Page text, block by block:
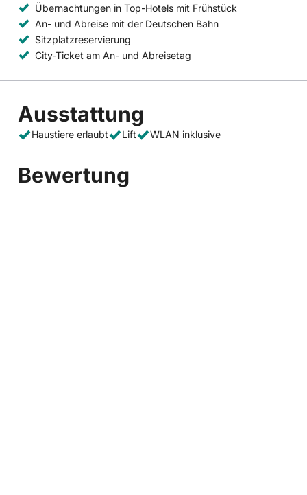
Übernachtungen in Top-Hotels mit Frühstück
An- und Abreise mit der Deutschen Bahn
Sitzplatzreservierung
City-Ticket am An- und Abreisetag
Ausstattung
Haustiere erlaubt Lift WLAN inklusive
Bewertung